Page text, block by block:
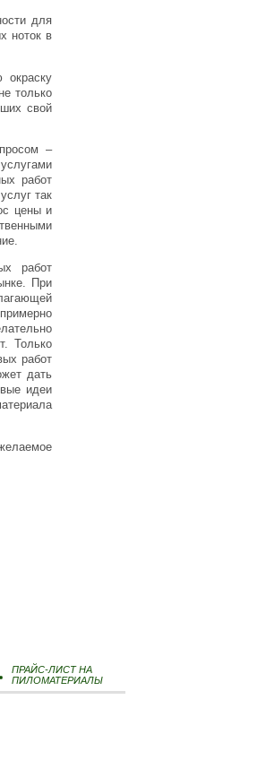
для
ноток в
окраску
только
свой
–
работ
так
цены и
работ
При
Только
работ
дать
идеи
ПРАЙС-ЛИСТ НА
ПИЛОМАТЕРИАЛЫ